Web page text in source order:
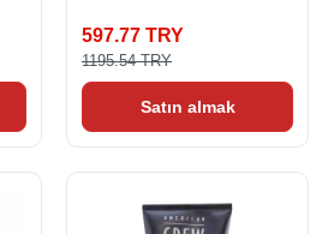
597.77 TRY
1195.54 TRY
Satın almak